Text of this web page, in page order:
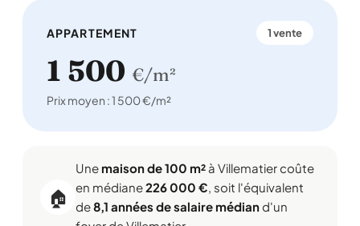
APPARTEMENT 1 vente
1 500 €/m²
Prix moyen : 1 500 €/m²
🏠
Une maison de 100 m² à Villematier coûte
en médiane226 000 €, soit l'équivalent
de8,1 années de salaire médiand'un